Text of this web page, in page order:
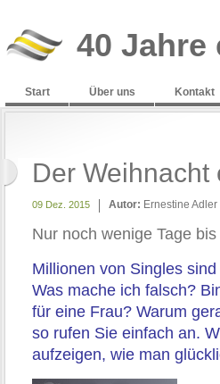
40
Start Über uns Kontakt
Der
09 Dez. 2015 Autor: Ernestine Adler
Nur noch wenige Tage
Millionen von Singles
Was mache ich falsch?
für eine Frau? Warum
so rufen Sie einfach an.
aufzeigen, wie man